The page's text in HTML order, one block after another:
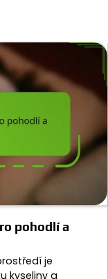
pohodlí a
je
kyseliny a